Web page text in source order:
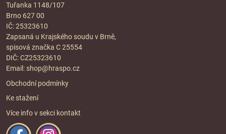
Tuřanka 1148/107
Brno 627 00
IČ: 25323610
Zapsaná u Krajského soudu v Brně,
spisová značka C 25554
DIČ: CZ25323610
Email: shop@hraspo.cz
Obchodní podmínky
Ke stažení
Více info v sekci kontakt